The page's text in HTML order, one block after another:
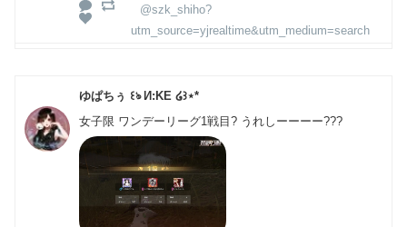
@szk_shiho?
utm_source=yjrealtime&utm_medium=search
ゆぱちぅ ꒰ঌ И:KE ໒꒱⋆*
女子限 ワンデーリーグ1戦目? うれしーーーー???